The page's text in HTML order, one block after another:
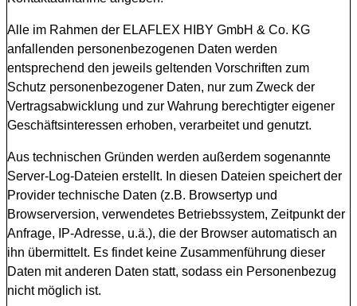
Alle im Rahmen der ELAFLEX HIBY GmbH & Co. KG
anfallenden personenbezogenen Daten werden
entsprechend den jeweils geltenden Vorschriften zum
Schutz personenbezogener Daten, nur zum Zweck der
Vertragsabwicklung und zur Wahrung berechtigter eigener
Geschäftsinteressen erhoben, verarbeitet und genutzt.
Aus technischen Gründen werden außerdem sogenannte
Server-Log-Dateien erstellt. In diesen Dateien speichert der
Provider technische Daten (z.B. Browsertyp und
Browserversion, verwendetes Betriebssystem, Zeitpunkt der
Anfrage, IP-Adresse, u.ä.), die der Browser automatisch an
ihn übermittelt. Es findet keine Zusammenführung dieser
Daten mit anderen Daten statt, sodass ein Personenbezug
nicht möglich ist.